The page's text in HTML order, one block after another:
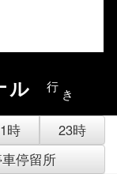
ル 行 き
時
23時
停留所